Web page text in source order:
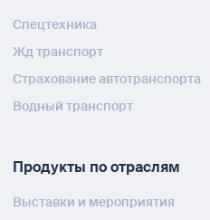
Спецтехника
Жд транспорт
Страхование автотранспорта
Водный транспорт
Продукты по отраслям
Выставки и мероприятия